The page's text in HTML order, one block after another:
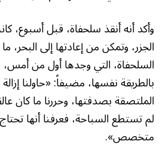
وأكد أنه أنقذ سلحفاة، قبل
الجزر، وتمكن من إعادتها إلى البحر،
السلحفاة، التي وجدها أول من أمس،
بالطريقة نفسها، مضيفاً: «حاولنا
الملتصقة بصدفتها، وحررنا ما كان
لم تستطع السباحة، فعرفنا أنها
متخصص».